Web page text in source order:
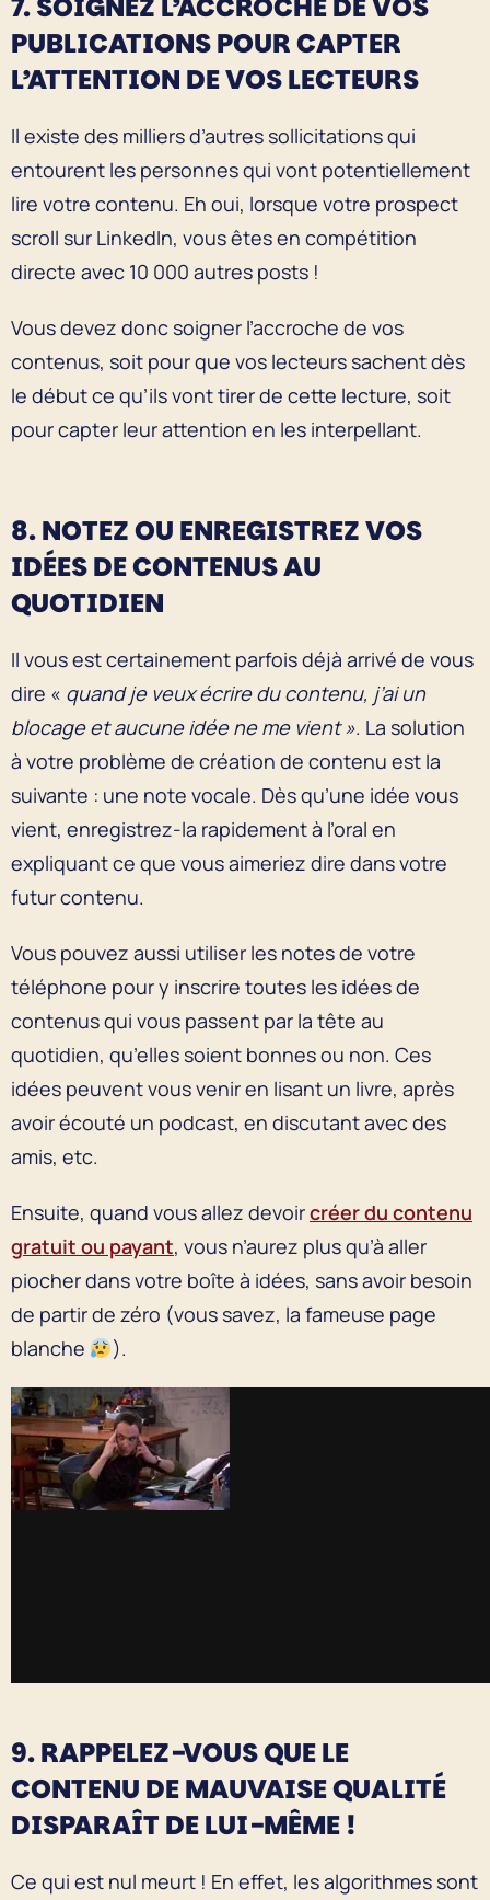
PUBLICATIONS POUR CAPTER
L’ATTENTION DE VOS LECTEURS
Il existe des milliers d’autres sollicitations qui
entourent les personnes qui vont potentiellement
lire votre contenu. Eh oui, lorsque votre prospect
scroll sur LinkedIn, vous êtes en compétition
directe avec 10 000 autres posts !
Vous devez donc soigner l’accroche de vos
contenus, soit pour que vos lecteurs sachent dès
le début ce qu’ils vont tirer de cette lecture, soit
pour capter leur attention en les interpellant.
8. NOTEZ OU ENREGISTREZ VOS
IDÉES DE CONTENUS AU
QUOTIDIEN
Il vous est certainement parfois déjà arrivé de vous
dire « quand je veux écrire du contenu, j’ai un
blocage et aucune idée ne me vient ». La solution
à votre problème de création de contenu est la
suivante : une note vocale. Dès qu’une idée vous
vient, enregistrez-la rapidement à l’oral en
expliquant ce que vous aimeriez dire dans votre
futur contenu.
Vous pouvez aussi utiliser les notes de votre
téléphone pour y inscrire toutes les idées de
contenus qui vous passent par la tête au
quotidien, qu’elles soient bonnes ou non. Ces
idées peuvent vous venir en lisant un livre, après
avoir écouté un podcast, en discutant avec des
amis, etc.
Ensuite, quand vous allez devoircréer du contenu
gratuit ou payant, vous n’aurez plus qu’à aller
piocher dans votre boîte à idées, sans avoir besoin
de partir de zéro (vous savez, la fameuse page
blanche
).
9. RAPPELEZ-VOUS QUE LE
CONTENU DE MAUVAISE QUALITÉ
DISPARAÎT DE LUI-MÊME !
Ce qui est nul meurt ! En effet, les algorithmes sont